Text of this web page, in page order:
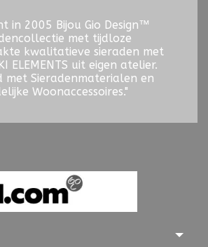
in 2005 Bijou Gio Design™
met tijdloze
kwalitatieve sieraden met
ELEMENTS uit eigen atelier.
met Sieradenmaterialen en
Woonaccessoires."